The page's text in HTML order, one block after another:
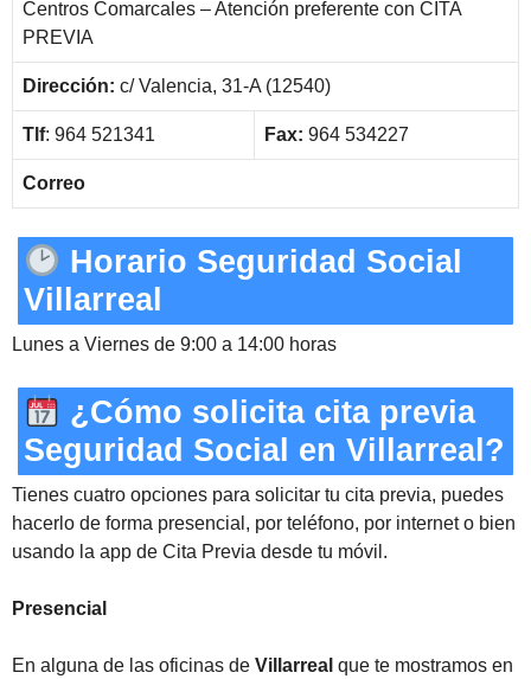
Centros Comarcales – Atención preferente con CITA
PREVIA
Dirección: c/ Valencia, 31-A (12540)
Tlf: 964 521341 Fax: 964 534227
Correo
Horario Seguridad Social
Villarreal
Lunes a Viernes de 9:00 a 14:00 horas
¿Cómo solicita cita previa
Seguridad Social en Villarreal?
Tienes cuatro opciones para solicitar tu cita previa, puedes
hacerlo de forma presencial, por teléfono, por internet o bien
usando la app de Cita Previa desde tu móvil.
Presencial
En alguna de las oficinas de Villarreal que te mostramos en